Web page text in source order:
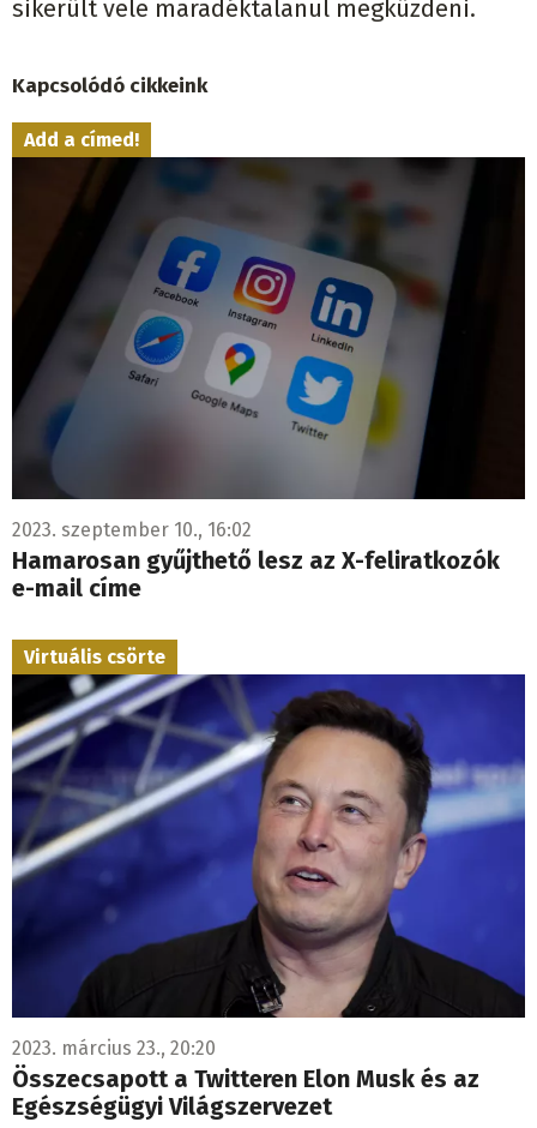
sikerült vele maradéktalanul megküzdeni.
Kapcsolódó cikkeink
Add a címed!
2023. szeptember 10., 16:02
Hamarosan gyűjthető lesz az X-feliratkozók
e-mail címe
Virtuális csörte
2023. március 23., 20:20
Összecsapott a Twitteren Elon Musk és az
Egészségügyi Világszervezet